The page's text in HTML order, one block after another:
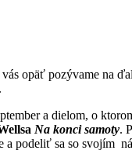
opäť pozývame na
a dielom, o
Na konci samoty.
a podeliť sa so svojím